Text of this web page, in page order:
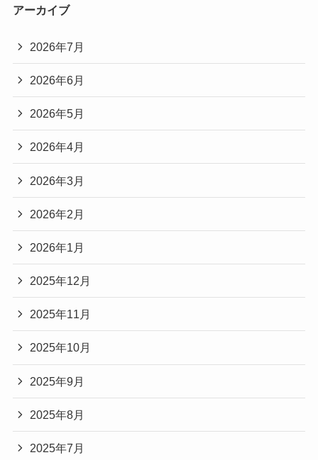
アーカイブ
2026年7月
2026年6月
2026年5月
2026年4月
2026年3月
2026年2月
2026年1月
2025年12月
2025年11月
2025年10月
2025年9月
2025年8月
2025年7月